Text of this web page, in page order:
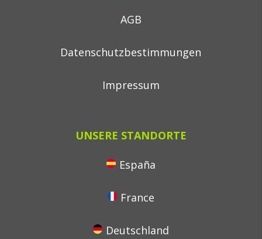
AGB
Datenschutzbestimmungen
Impressum
UNSERE STANDORTE
España
France
Deutschland